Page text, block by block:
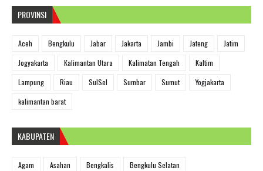
PROVINSI
Aceh Bengkulu Jabar Jakarta Jambi Jateng
Jatim
Jogyakarta
Kalimantan Utara Kalimatan Tengah
Kaltim
Lampung
Riau SulSel Sumbar Sumut
Yogjakarta
kalimantan barat
KABUPATEN
Agam Asahan Bengkalis
Bengkulu Selatan